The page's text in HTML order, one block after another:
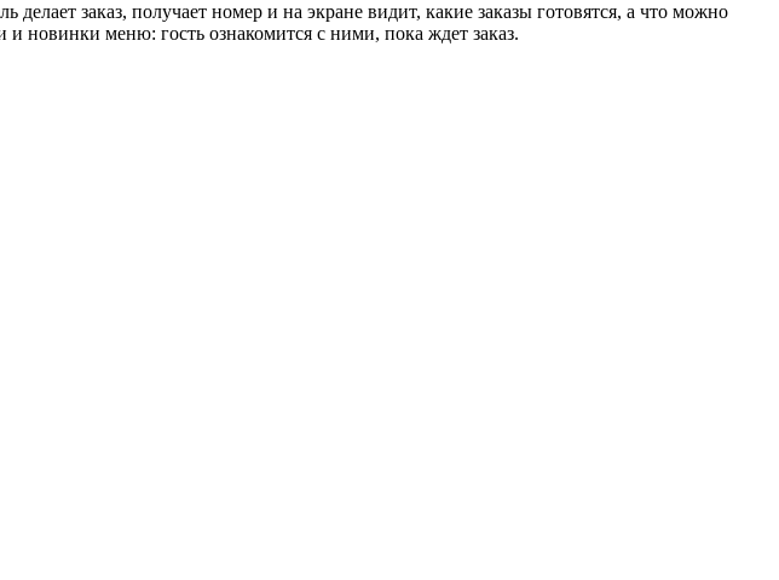
заказ, получает номер и на экране видит, какие заказы готовятся, а что можно
новинки меню: гость ознакомится с ними, пока ждет заказ.